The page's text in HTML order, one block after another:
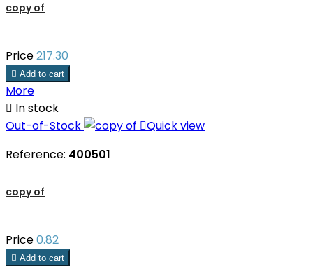
copy of
Price217.30
 Add to cart
More
 In stock
Out-of-Stock
Quick view
Reference: 400501
copy of
Price0.82
 Add to cart